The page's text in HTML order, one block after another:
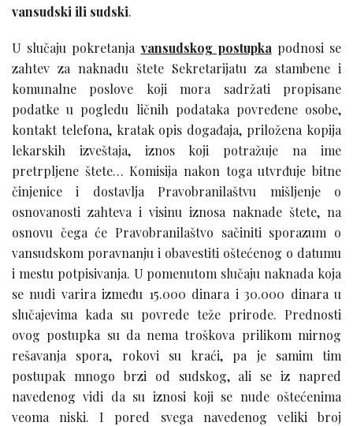
vansudski ili sudski.
U slučaju pokretanja vansudskog postupka podnosi se
zahtev za naknadu štete Sekretarijatu za stambene i
komunalne poslove koji mora sadržati propisane
podatke u pogledu ličnih podataka povređene osobe,
kontakt telefona, kratak opis događaja, priložena kopija
lekarskih izveštaja, iznos koji potražuje na ime
pretrpljene štete… Komisija nakon toga utvrđuje bitne
činjenice i dostavlja Pravobranilaštvu mišljenje o
osnovanosti zahteva i visinu iznosa naknade štete, na
osnovu čega će Pravobranilaštvo sačiniti sporazum o
vansudskom poravnanju i obavestiti oštećenog o datumu
i mestu potpisivanja. U pomenutom slučaju naknada koja
se nudi varira između 15.000 dinara i 30.000 dinara u
slučajevima kada su povrede teže prirode. Prednosti
ovog postupka su da nema troškova prilikom mirnog
rešavanja spora, rokovi su kraći, pa je samim tim
postupak mnogo brzi od sudskog, ali se iz napred
navedenog vidi da su iznosi koji se nude oštećenima
veoma niski. I pored svega navedenog veliki broj